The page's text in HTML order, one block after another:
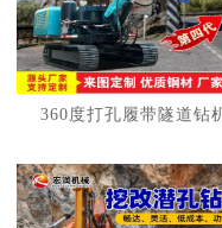
360度打孔履带隧道钻